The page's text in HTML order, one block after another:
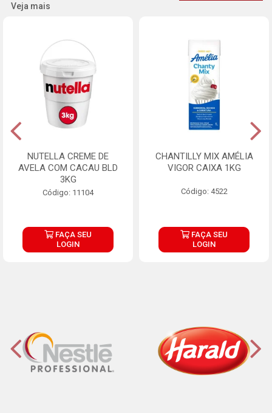
Veja mais
NUTELLA CREME DE
AVELA COM CACAU BLD
3KG
Código: 11104
FAÇA SEU
LOGIN
CHANTILLY MIX AMÉLIA
VIGOR CAIXA 1KG
Código: 4522
FAÇA SEU
LOGIN